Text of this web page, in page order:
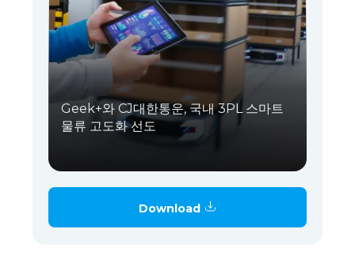
Geek+와 CJ대한통운, 국내 3PL 스마트
물류 고도화 선도
Download